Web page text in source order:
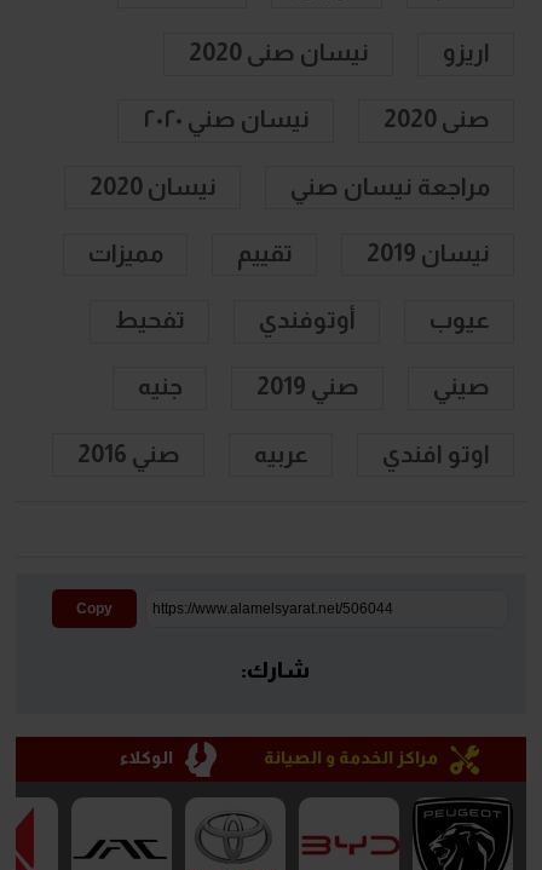
اريزو نيسان صنى 2020
صنى 2020 نيسان صني ٢٠٢٠
مراجعة نيسان صني نيسان 2020
نيسان 2019 تقييم مميزات
عيوب أوتوفندي تفحيط
صيني صني 2019 جنيه
اوتو افندي عربيه صني 2016
Copy
شارك:
مراكز الخدمة و الصيانة الوكلاء